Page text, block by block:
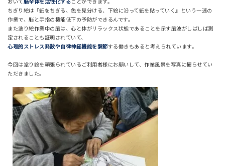
ちぎり絵は『紙をちぎる、色を見分ける、下絵に沿って紙を貼っていく』という一連の
作業で、脳と手指の機能低下の予防ができるんです。
また塗り絵作業中の脳は、心と体がリラックス状態であることを示す脳波がしばしば測
定されることも証明されていて、
心理的ストレス発散や自律神経機能を調節する働きもあると考えられています。
今回は塗り絵を頑張られているご利用者様にお願いして、作業風景を写真に撮らせてい
ただきました。